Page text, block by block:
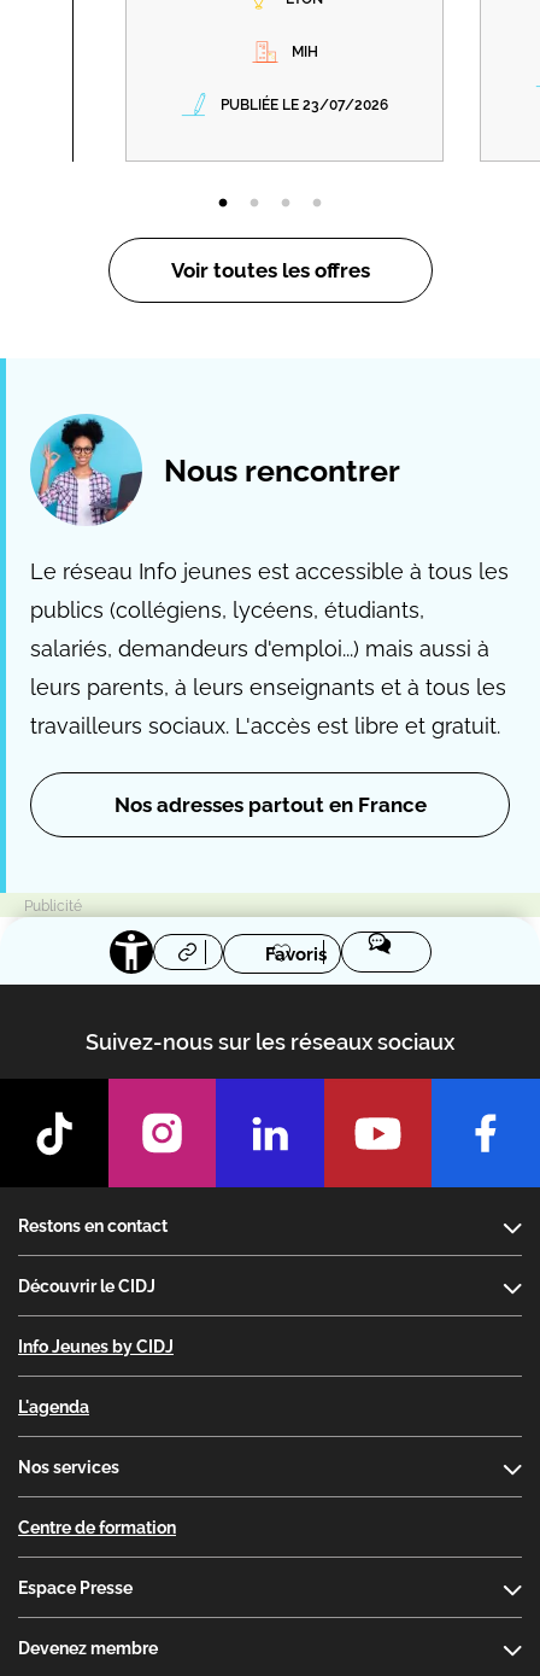
MIH
PUBLIÉE LE 23/07/2026
Voir toutes les offres
Nous rencontrer
Le réseau Info jeunes est accessible à tous les
publics (collégiens, lycéens, étudiants,
salariés, demandeurs d'emploi...) mais aussi à
leurs parents, à leurs enseignants et à tous les
travailleurs sociaux. L'accès est libre et gratuit.
Nos adresses partout en France
Favoris
Suivez-nous sur les réseaux sociaux
Restons en contact
Découvrir le CIDJ
Info Jeunes by CIDJ
L'agenda
Nos services
Centre de formation
Espace Presse
Devenez membre